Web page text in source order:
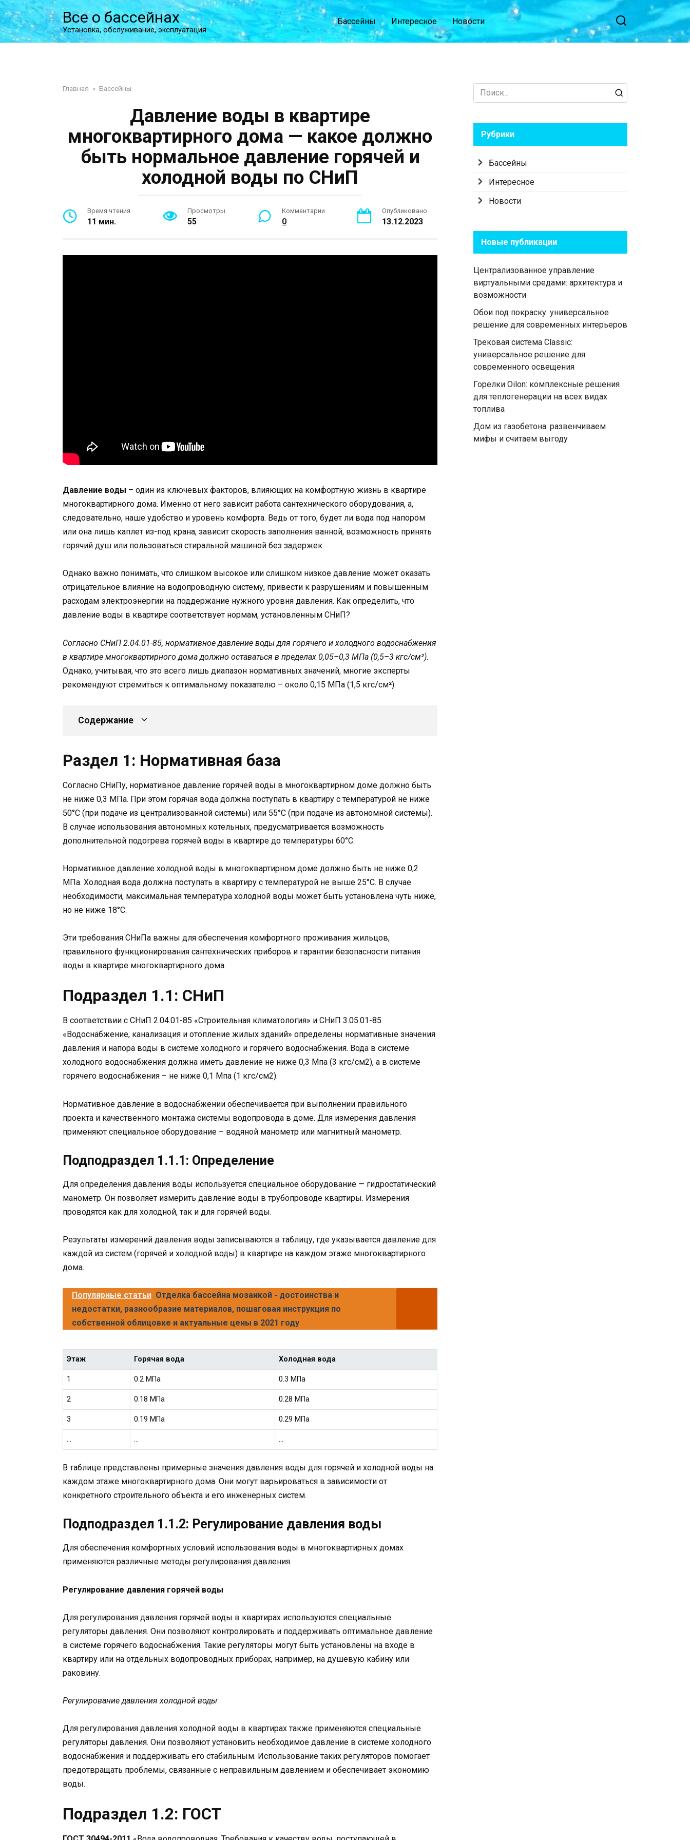
Перейти
к
контенту
Все о бассейнах
Установка, обслуживание, эксплуатация
Бассейны Интересное Новости
Главная » Бассейны
Давление воды в квартире
многоквартирного дома — какое должно
быть нормальное давление горячей и
холодной воды по СНиП
Время чтения
11 мин.
Просмотры
55
Комментарии
0
Опубликовано
13.12.2023
Давление воды – один из ключевых факторов, влияющих на комфортную жизнь в квартире
многоквартирного дома. Именно от него зависит работа сантехнического оборудования, а,
следовательно, наше удобство и уровень комфорта. Ведь от того, будет ли вода под напором
или она лишь каплет из-под крана, зависит скорость заполнения ванной, возможность принять
горячий душ или пользоваться стиральной машиной без задержек.
Однако важно понимать, что слишком высокое или слишком низкое давление может оказать
отрицательное влияние на водопроводную систему, привести к разрушениям и повышенным
расходам электроэнергии на поддержание нужного уровня давления. Как определить, что
давление воды в квартире соответствует нормам, установленным СНиП?
Согласно СНиП 2.04.01-85, нормативное давление воды для горячего и холодного водоснабжения
в квартире многоквартирного дома должно оставаться в пределах 0,05–0,3 МПа (0,5–3 кгс/см²).
Однако, учитывая, что это всего лишь диапазон нормативных значений, многие эксперты
рекомендуют стремиться к оптимальному показателю – около 0,15 МПа (1,5 кгс/см²).
Содержание
Раздел 1: Нормативная база
Согласно СНиПу, нормативное давление горячей воды в многоквартирном доме должно быть
не ниже 0,3 МПа. При этом горячая вода должна поступать в квартиру с температурой не ниже
50°C (при подаче из централизованной системы) или 55°C (при подаче из автономной системы).
В случае использования автономных котельных, предусматривается возможность
дополнительной подогрева горячей воды в квартире до температуры 60°C.
Нормативное давление холодной воды в многоквартирном доме должно быть не ниже 0,2
МПа. Холодная вода должна поступать в квартиру с температурой не выше 25°C. В случае
необходимости, максимальная температура холодной воды может быть установлена чуть ниже,
но не ниже 18°C.
Эти требования СНиПа важны для обеспечения комфортного проживания жильцов,
правильного функционирования сантехнических приборов и гарантии безопасности питания
воды в квартире многоквартирного дома.
Подраздел 1.1: СНиП
В соответствии с СНиП 2.04.01-85 «Строительная климатология» и СНиП 3.05.01-85
«Водоснабжение, канализация и отопление жилых зданий» определены нормативные значения
давления и напора воды в системе холодного и горячего водоснабжения. Вода в системе
холодного водоснабжения должна иметь давление не ниже 0,3 Мпа (3 кгс/см2), а в системе
горячего водоснабжения – не ниже 0,1 Мпа (1 кгс/см2).
Нормативное давление в водоснабжении обеспечивается при выполнении правильного
проекта и качественного монтажа системы водопровода в доме. Для измерения давления
применяют специальное оборудование – водяной манометр или магнитный манометр.
Подподраздел 1.1.1: Определение
Для определения давления воды используется специальное оборудование — гидростатический
манометр. Он позволяет измерить давление воды в трубопроводе квартиры. Измерения
проводятся как для холодной, так и для горячей воды.
Результаты измерений давления воды записываются в таблицу, где указывается давление для
каждой из систем (горячей и холодной воды) в квартире на каждом этаже многоквартирного
дома.
Популярные статьи Отделка бассейна мозаикой - достоинства и
недостатки, разнообразие материалов, пошаговая инструкция по
собственной облицовке и актуальные цены в 2021 году
Этаж Горячая вода Холодная вода
1 0.2 МПа 0.3 МПа
2 0.18 МПа 0.28 МПа
3 0.19 МПа 0.29 МПа
… … …
В таблице представлены примерные значения давления воды для горячей и холодной воды на
каждом этаже многоквартирного дома. Они могут варьироваться в зависимости от
конкретного строительного объекта и его инженерных систем.
Подподраздел 1.1.2: Регулирование давления воды
Для обеспечения комфортных условий использования воды в многоквартирных домах
применяются различные методы регулирования давления.
Регулирование давления горячей воды
Для регулирования давления горячей воды в квартирах используются специальные
регуляторы давления. Они позволяют контролировать и поддерживать оптимальное давление
в системе горячего водоснабжения. Такие регуляторы могут быть установлены на входе в
квартиру или на отдельных водопроводных приборах, например, на душевую кабину или
раковину.
Регулирование давления холодной воды
Для регулирования давления холодной воды в квартирах также применяются специальные
регуляторы давления. Они позволяют установить необходимое давление в системе холодного
водоснабжения и поддерживать его стабильным. Использование таких регуляторов помогает
предотвращать проблемы, связанные с неправильным давлением и обеспечивает экономию
воды.
Подраздел 1.2: ГОСТ
Search
for:
Рубрики
Бассейны
Интересное
Новости
Новые публикации
Централизованное управление
виртуальными средами: архитектура и
возможности
Обои под покраску: универсальное
решение для современных интерьеров
Трековая система Classic:
универсальное решение для
современного освещения
Горелки Oilon: комплексные решения
для теплогенерации на всех видах
топлива
Дом из газобетона: развенчиваем
мифы и считаем выгоду